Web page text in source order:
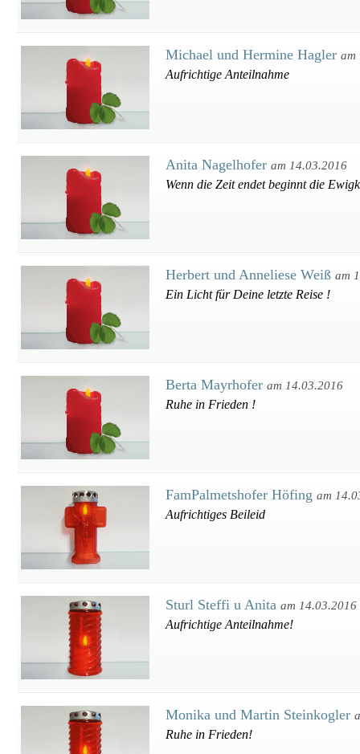
Michael und Hermine Hagler am
Aufrichtige Anteilnahme
Anita Nagelhofer am 14.03.2016
Wenn die Zeit endet beginnt die
Herbert und Anneliese Weiß am
Ein Licht für Deine letzte Reise !
Berta Mayrhofer am 14.03.2016
Ruhe in Frieden !
FamPalmetshofer Höfing am
Aufrichtiges Beileid
Sturl Steffi u Anita am 14.03.2016
Aufrichtige Anteilnahme!
Monika und Martin Steinkogler
Ruhe in Frieden!